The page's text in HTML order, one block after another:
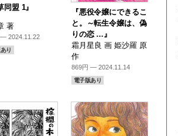
同盟 1』
著
2024.11.22
り
『悪役令嬢にできるこ
と。～転生令嬢は、偽
りの恋 …』
霜月星良 画 姫沙羅 原
作
869円 — 2024.11.14
電子版あり